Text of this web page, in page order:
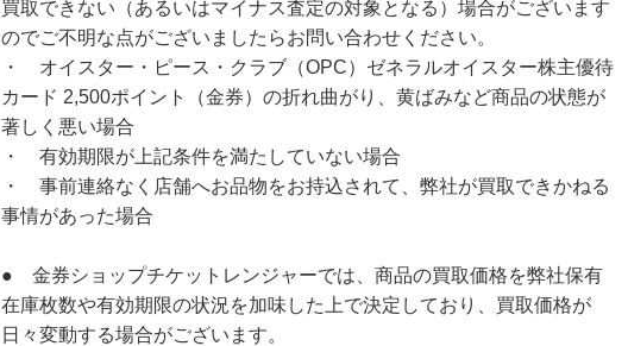
買取できない（あるいはマイナス査定の対象となる）場合がございます
のでご不明な点がございましたらお問い合わせください。
・ オイスター・ピース・クラブ（OPC）ゼネラルオイスター株主優待
カード 2,500ポイント（金券）の折れ曲がり、黄ばみなど商品の状態が
著しく悪い場合
・ 有効期限が上記条件を満たしていない場合
・ 事前連絡なく店舗へお品物をお持込されて、弊社が買取できかねる
事情があった場合
● 金券ショップチケットレンジャーでは、商品の買取価格を弊社保有
在庫枚数や有効期限の状況を加味した上で決定しており、買取価格が
日々変動する場合がございます。